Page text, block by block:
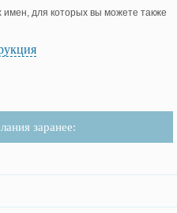
имен, для которых вы можете также
заранее: